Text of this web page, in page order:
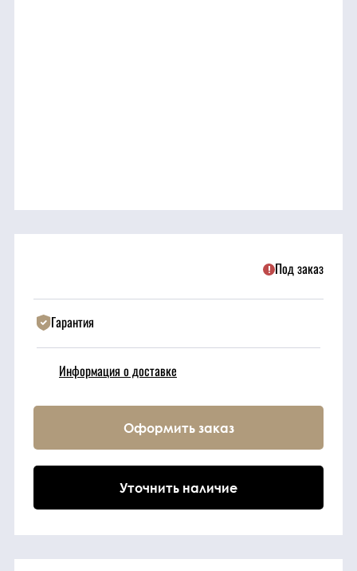
Режущие
элементы
элементы
Ходовые части
Электрическая
Под заказ
Гарантия
Информация о доставке
Оформить заказ
Уточнить наличие